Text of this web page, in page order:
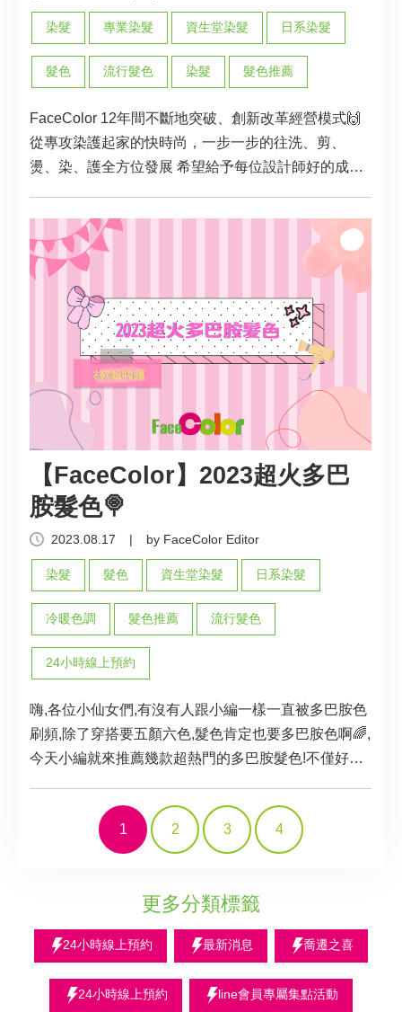
染髮 專業染髮 資生堂染髮 日系染髮
髮色 流行髮色 染髮 髮色推薦
FaceColor 12年間不斷地突破、創新改革經營模式🙌
從專攻染護起家的快時尚，一步一步的往洗、剪、
燙、染、護全方位發展 希望給予每位設計師好的成長
【FaceColor】2023超火多巴
胺髮色🍭
2023.08.17 | by FaceColor Editor
染髮 髮色 資生堂染髮 日系染髮
冷暖色調 髮色推薦 流行髮色
24小時線上預約
嗨,各位小仙女們,有沒有人跟小編一樣一直被多巴胺色
刷頻,除了穿搭要五顏六色,髮色肯定也要多巴胺色啊🌈,
今天小編就來推薦幾款超熱門的多巴胺髮色!不僅好配
頭率的小仙女們一定要試試這幾款多巴胺髮色!😍
1
2 3 4
更多分類標籤
24小時線上預約 最新消息 喬遷之喜
24小時線上預約 line會員專屬集點活動